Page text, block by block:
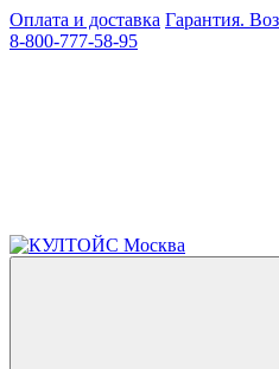
Оплата и доставка Гарантия.
8-800-777-58-95